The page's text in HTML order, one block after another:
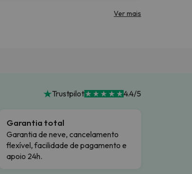
Ver mais
Trustpilot 4.4/5
Garantia total
Garantia de neve, cancelamento
flexível, facilidade de pagamento e
apoio 24h.